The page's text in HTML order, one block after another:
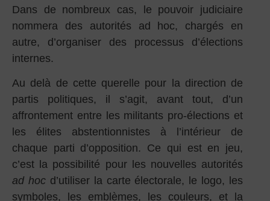
Dans de nombreux cas, le pouvoir judiciaire
nommera des autorités ad hoc, chargés en
autre, d’organiser des processus d’élections
internes.
Au delà de cette querelle pour la direction de
partis politiques, il s’agit, avant tout, d’un
affrontement entre les militants pro-élections et
les élites abstentionnistes à l’intérieur de
chaque parti d’opposition. Ce qui est en jeu,
c’est la possibilité pour les nouvelles autorités
ad hocd’utiliser la carte électorale, le logo, les
symboles, les emblèmes, les couleurs, et la